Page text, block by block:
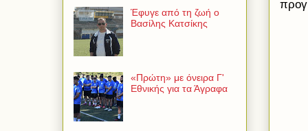
Έφυγε από τη ζωή ο
Βασίλης Κατσίκης
«Πρώτη» με όνειρα Γ'
Εθνικής για τα Άγραφα